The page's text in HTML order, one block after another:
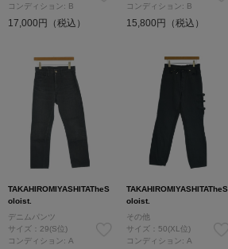
コンディション: B
17,000円（税込）
コンディション: B
15,800円（税込）
TAKAHIROMIYASHITATheS
oloist.
デニムパンツ
サイズ：29(S位)
コンディション: A
TAKAHIROMIYASHITATheS
oloist.
その他
サイズ：50(XL位)
コンディション: A